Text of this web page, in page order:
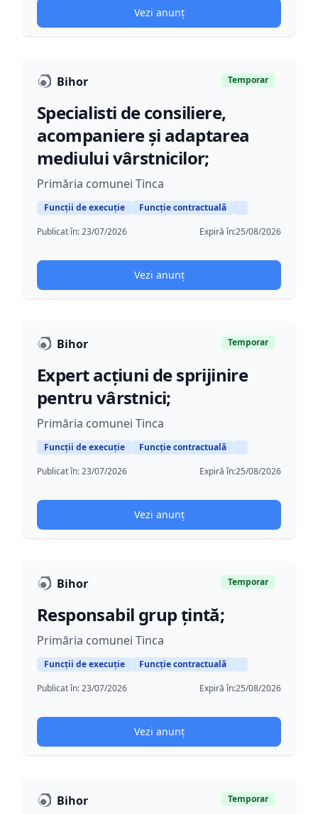
Vezi anunț
Bihor Temporar
Specialisti de consiliere,
acompaniere și adaptarea
mediului vârstnicilor;
Primăria comunei Tinca
Funcții de execuție
Funcție contractuală
Publicat în:23/07/2026 Expiră în:25/08/2026
Vezi anunț
Bihor Temporar
Expert acțiuni de sprijinire
pentru vârstnici;
Primăria comunei Tinca
Funcții de execuție
Funcție contractuală
Publicat în:23/07/2026 Expiră în:25/08/2026
Vezi anunț
Bihor Temporar
Responsabil grup țintă;
Primăria comunei Tinca
Funcții de execuție
Funcție contractuală
Publicat în:23/07/2026 Expiră în:25/08/2026
Vezi anunț
Bihor Temporar